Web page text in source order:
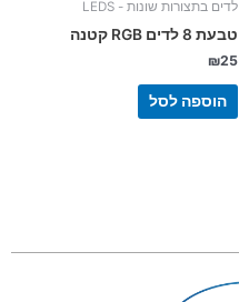
לדים בתצורות שונות - LEDS
טבעת 8 לדים RGB קטנה
₪25
הוספה לסל